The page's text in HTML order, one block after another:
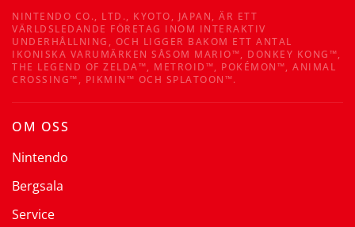
NINTENDO CO., LTD., KYOTO, JAPAN, ÄR ETT
VÄRLDSLEDANDE FÖRETAG INOM INTERAKTIV
UNDERHÅLLNING, OCH LIGGER BAKOM ETT ANTAL
IKONISKA VARUMÄRKEN SÅSOM MARIO™, DONKEY KONG™,
THE LEGEND OF ZELDA™, METROID™, POKÉMON™, ANIMAL
CROSSING™, PIKMIN™ OCH SPLATOON™.
OM OSS
Nintendo
Bergsala
Service